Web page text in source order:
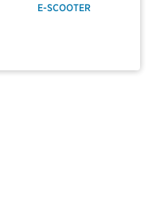
E-SCOOTER